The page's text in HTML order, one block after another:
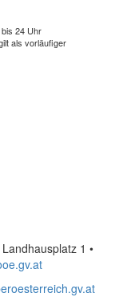
24 Uhr
als vorläufiger
1 •